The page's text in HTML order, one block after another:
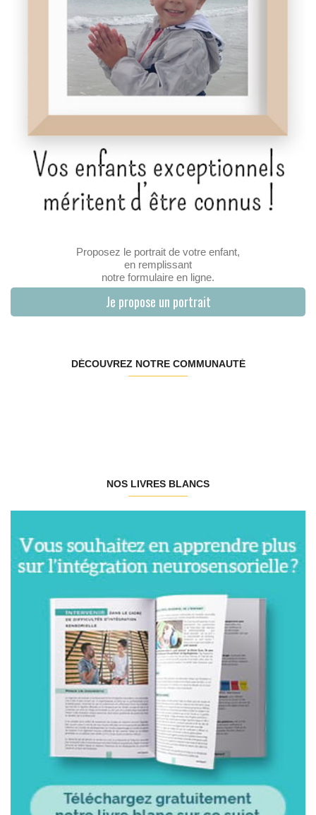
Proposez le portrait de votre enfant,
en remplissant
notre formulaire en ligne.
Je propose un portrait
DÉCOUVREZ NOTRE COMMUNAUTÉ
NOS LIVRES BLANCS